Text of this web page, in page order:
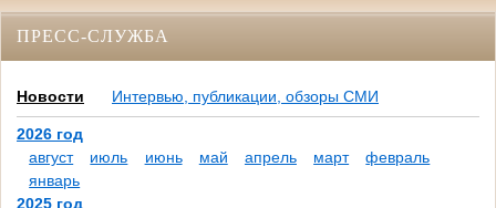
ПРЕСС-СЛУЖБА
Новости Интервью, публикации, обзоры СМИ
2026 год
август
июль июнь май апрель март
февраль
январь
2025 год